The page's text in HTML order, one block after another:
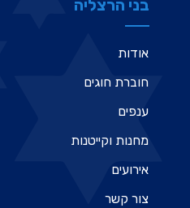
בני הרצליה
אודות
חוברת חוגים
ענפים
מחנות וקייטנות
אירועים
צור קשר